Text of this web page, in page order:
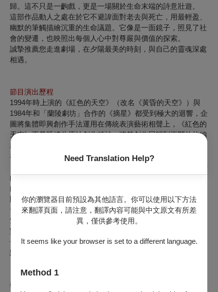
Need Translation Help?
你的瀏覽器目前預設為其他語言。你可以使用以下方法
來翻譯頁面，請注意，翻譯內容可能與中文原文有所差
異，僅供參考使用。
It seems like your browser is set to a different language.
Method 1
歸。這不只是一齣戲，更是一場關於生命末端的詩意壯遊。
這部作品動人之處在於它不避諱面對老去與死亡，用最輕盈、
幽默的筆觸描繪沉重的生命議題。它像是一面鏡子，照見了社
會的變遷，也映照出每個人心中對尊嚴與價值的探索。
誠摯推薦您走進劇場，在夕陽最美的時刻，與自己的靈魂深處
相遇。
節目演出歷程
1994年時上演的《紅色的天空》（改名《黃昏的天空》）與
1984年和「蘭陵劇坊」合作的《摘星》都受到極大的迴響，企
圖將集體即興創作手法運用在傳統表演藝術相聲上，《紅色的
天空》正是延續此原始創作精神，將其創作回歸到更開放的編
劇手法。
在【表演工作坊】的戲劇作品中，有包含社會關懷的議題，如
《遇見自己》、《彈琴說愛》等，2026年決定再次推出《黃昏
的天空》。台灣已步入超高齡化社會，在醫療進步、壽命延長
的今日，如何活得有尊嚴、有價值，成為每個人都需要思考的
問題。本作選擇用詩意、溫暖的方式，從個人的回憶與情感出
發，讓觀眾看到老年生活的另一種可能性，企圖讓觀眾重新思
索：「每個人終將走到生命的黃昏，我們會希望如何被理解與
對待？」期待將劇場轉化為一面照見社會變遷與人生哲思的鏡
子，讓我們重新思考人生旅途的最後，我們可以如何走到終
點。
藝術總監⊙賴聲川